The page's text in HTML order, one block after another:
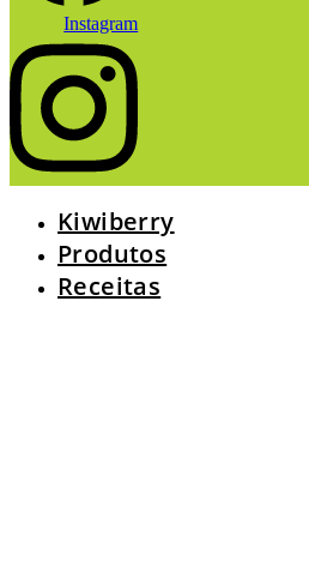
Instagram
Kiwiberry
Produtos
Receitas